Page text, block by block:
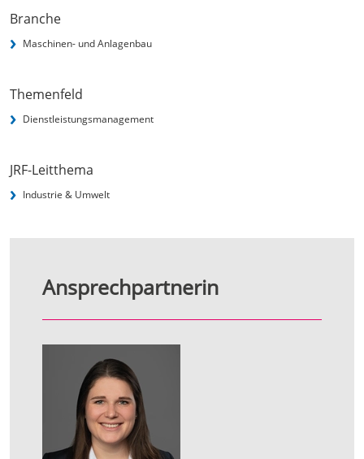
Branche
Maschinen- und Anlagenbau
Themenfeld
Dienstleistungsmanagement
JRF-Leitthema
Industrie & Umwelt
Ansprechpartnerin